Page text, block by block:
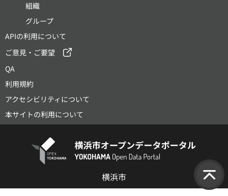
組織
グループ
APIの利用について
ご意見・ご要望
QA
利用規約
アクセシビリティについて
本サイトの利用について
横浜市